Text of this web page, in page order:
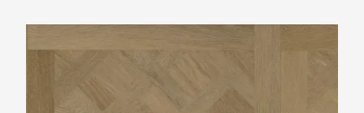
Vtwonen Royal sun kissed